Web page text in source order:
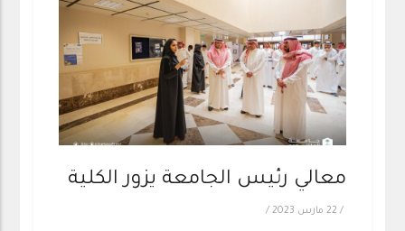
معالي رئيس الجامعة يزور الكلية
/ 22 مارس 2023 /